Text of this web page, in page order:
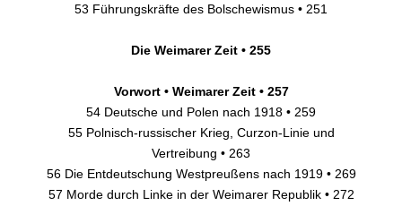
53 Führungskräfte des Bolschewismus • 251
Die Weimarer Zeit • 255
Vorwort • Weimarer Zeit • 257
54 Deutsche und Polen nach 1918 • 259
55 Polnisch-russischer Krieg, Curzon-Linie und
Vertreibung • 263
56 Die Entdeutschung Westpreußens nach 1919 • 269
57 Morde durch Linke in der Weimarer Republik • 272